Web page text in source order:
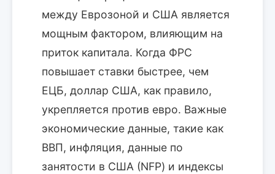
между Еврозоной и США является
мощным фактором, влияющим на
приток капитала. Когда ФРС
повышает ставки быстрее, чем
ЕЦБ, доллар США, как правило,
укрепляется против евро. Важные
экономические данные, такие как
ВВП, инфляция, данные по
занятости в США (NFP) и индексы